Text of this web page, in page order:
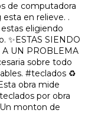
de computadora
en relieve. .
estas eligiendo
SIENDO
A UN PROBLEMA
sobre todo
#teclados ♻️
obra mide
por obra
monton de